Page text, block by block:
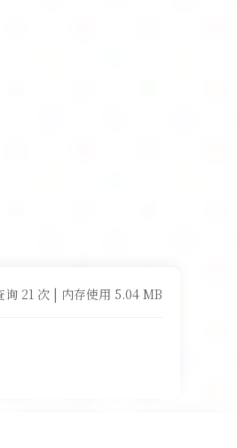
21 次 | 内存使用 5.04 MB